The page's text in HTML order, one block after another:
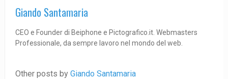
Giando Santamaria
CEO e Founder di Beiphone e Pictografico.it. Webmasters
Professionale, da sempre lavoro nel mondo del web.
Other posts by Giando Santamaria